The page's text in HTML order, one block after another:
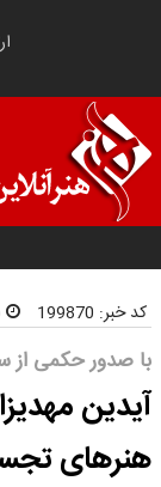
کد خبر: 199870
با صدور حکمی از
آیدین
هنرهای